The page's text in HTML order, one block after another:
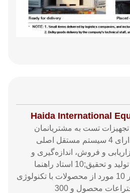
Haida International
تجهیزات تست به مشتریانمان
است.از نظر فنی، هایدا دارای 4 سیستم مستقل اصلی
و فروش، اندازه‌گیری و
کالیبراسیون است.4 پایه تولید و تحقیق;10 استاد راهنما
دکترا به عنوان مشاور؛فر 10 مورد از محصولات با تکنولوژی
بالا.بیش از 50 مورد از اختراعات محصول و 300